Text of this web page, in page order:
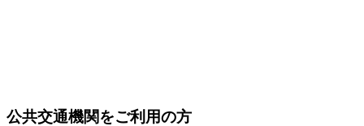
公共交通機関をご利用の方